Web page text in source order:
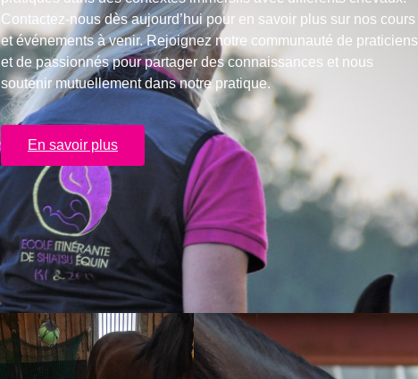
Contactez-nous dès aujourd’hui pour en savoir plus sur nos cours
et événements à venir. Rejoignez notre communauté de praticiens
et de passionnés pour partager des connaissances et nous
soutenir mutuellement dans notre pratique.
En savoir plus